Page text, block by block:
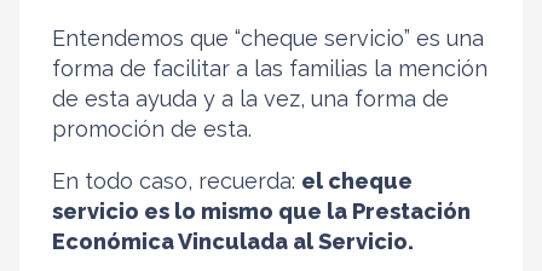
Entendemos que “cheque servicio” es una
forma de facilitar a las familias la mención
de esta ayuda y a la vez, una forma de
promoción de esta.
En todo caso, recuerda: el cheque
servicio es lo mismo que la Prestación
Económica Vinculada al Servicio.